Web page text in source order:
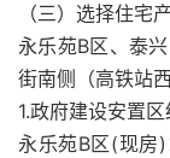
（三）选择住宅
永乐苑B区、泰
街南侧（高铁站
1.政府建设安置区
永乐苑B区(现房